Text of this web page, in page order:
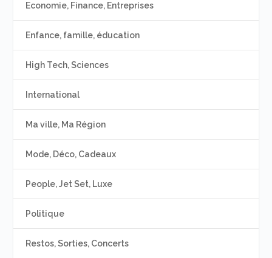
Economie, Finance, Entreprises
Enfance, famille, éducation
High Tech, Sciences
International
Ma ville, Ma Région
Mode, Déco, Cadeaux
People, Jet Set, Luxe
Politique
Restos, Sorties, Concerts